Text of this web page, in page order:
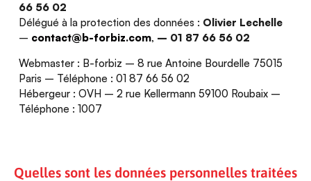
66 56 02
Délégué à la protection des données : Olivier Lechelle
– contact@b-forbiz.com, – 01 87 66 56 02
Webmaster : B-forbiz – 8 rue Antoine Bourdelle 75015
Paris – Téléphone : 01 87 66 56 02
Hébergeur : OVH – 2 rue Kellermann 59100 Roubaix –
Téléphone : 1007
Quelles sont les données personnelles traitées